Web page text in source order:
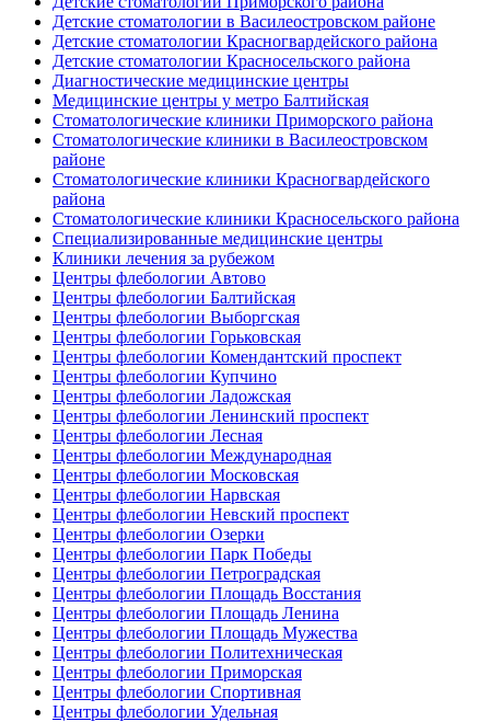
Детские стоматологии в Василеостровском районе
Детские стоматологии Красногвардейского района
Детские стоматологии Красносельского района
Диагностические медицинские центры
Медицинские центры у метро Балтийская
Стоматологические клиники Приморского района
Стоматологические клиники в Василеостровском
районе
Стоматологические клиники Красногвардейского
района
Стоматологические клиники Красносельского района
Специализированные медицинские центры
Клиники лечения за рубежом
Центры флебологии Автово
Центры флебологии Балтийская
Центры флебологии Выборгская
Центры флебологии Горьковская
Центры флебологии Комендантский проспект
Центры флебологии Купчино
Центры флебологии Ладожская
Центры флебологии Ленинский проспект
Центры флебологии Лесная
Центры флебологии Международная
Центры флебологии Московская
Центры флебологии Нарвская
Центры флебологии Невский проспект
Центры флебологии Озерки
Центры флебологии Парк Победы
Центры флебологии Петроградская
Центры флебологии Площадь Восстания
Центры флебологии Площадь Ленина
Центры флебологии Площадь Мужества
Центры флебологии Политехническая
Центры флебологии Приморская
Центры флебологии Спортивная
Центры флебологии Удельная